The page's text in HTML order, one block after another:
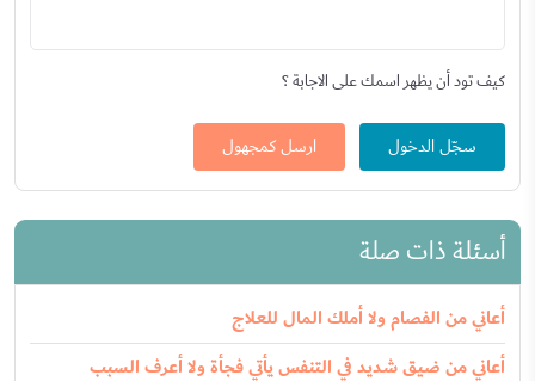
كيف تود أن يظهر اسمك على الاجابة ؟
سجّل الدخول ارسل كمجهول
أسئلة ذات صلة
أعاني من الفصام ولا أملك المال للعلاج
أعاني من ضيق شديد في التنفس يأتي فجأة ولا أعرف السبب